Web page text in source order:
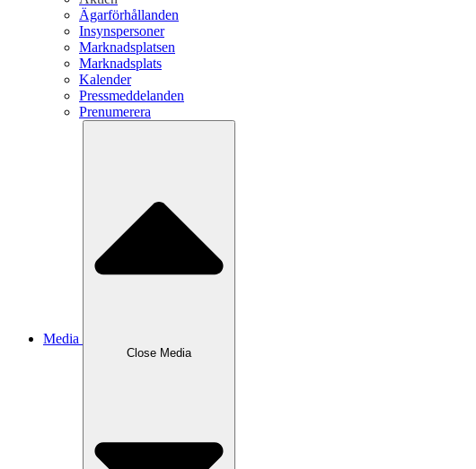
Ägarförhållanden
Insynspersoner
Marknadsplatsen
Marknadsplats
Kalender
Pressmeddelanden
Prenumerera
Media
Close Media